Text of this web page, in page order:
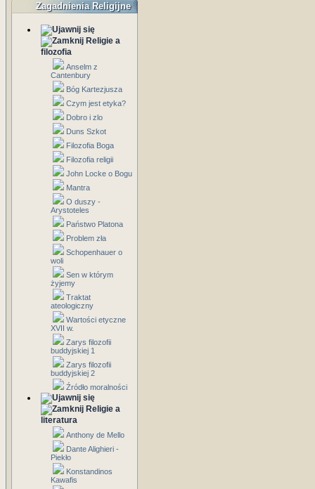
Zagadnienia Religijne
Religie a
filozofia
Anselm z
Cantenbury
Bóg Kartezjusza
Czym jest etyka?
Dobro i zlo
Duns Szkot
Filozofia Boga
Filozofia religii
John Locke o Bogu
Mantra
O duszy -
Arystoteles
Państwo Platona
Problem zła
Schopenhauer o
woli
Sen w którym
żyjemy
Traktat
ateologiczny
Wartości etyczne
XVII w.
Zarys filozofii
buddyjskiej 1
Zarys filozofii
buddyjskiej 2
Źródło moralności
Religie a
literatura
Anthony de Mello
Dante Alighieri -
Piekło
Konstandinos
Kawafis